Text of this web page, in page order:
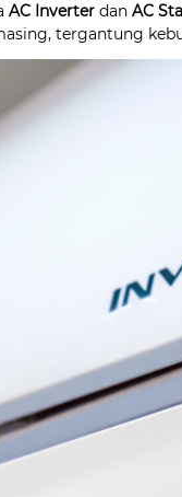
AC Inverter danAC
tergantung